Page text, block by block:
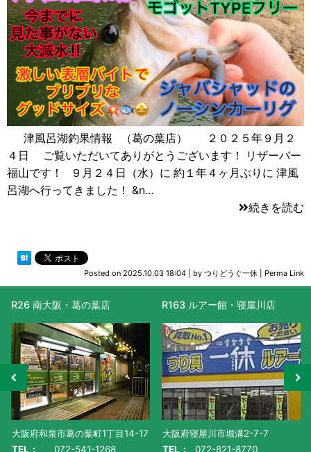
津風呂湖釣果情報 （葛の葉店） ２０２５年９月２
４日 ご覧いただいてありがとうございます！ リザーバー
福山です！ ９月２４日（水）に 約１年４ヶ月ぶりに 津風
呂湖へ行ってきました！ &n…
続きを読む
Posted on 2025.10.03 18:04 by つりどうぐ一休 Perma Link
R26 南大阪・葛の葉店
大阪府和泉市葛の葉町1丁目14-17
TEL：
072-541-1268
R163 ルアー館・寝屋川店
大阪府寝屋川市堀溝2-7-7
TEL：
072-821-8770